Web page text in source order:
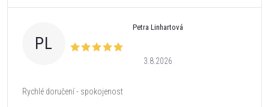
PL
Petra Linhartová
3.8.2026
Rychlé doručení - spokojenost